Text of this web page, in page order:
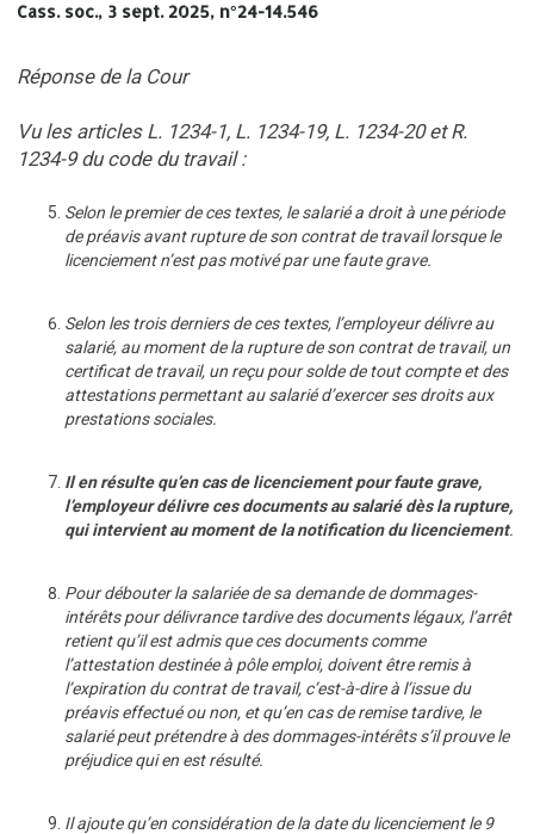
Cass. soc., 3 sept. 2025, n°24-14.546
Réponse de la Cour
Vu les articles L. 1234-1, L. 1234-19, L. 1234-20 et R.
1234-9 du code du travail :
Selon le premier de ces textes, le salarié a droit à une période
de préavis avant rupture de son contrat de travail lorsque le
licenciement n’est pas motivé par une faute grave.
Selon les trois derniers de ces textes, l’employeur délivre au
salarié, au moment de la rupture de son contrat de travail, un
certificat de travail, un reçu pour solde de tout compte et des
attestations permettant au salarié d’exercer ses droits aux
prestations sociales.
Il en résulte qu’en cas de licenciement pour faute grave,
l’employeur délivre ces documents au salarié dès la rupture,
qui intervient au moment de la notification du licenciement.
Pour débouter la salariée de sa demande de dommages-
intérêts pour délivrance tardive des documents légaux, l’arrêt
retient qu’il est admis que ces documents comme
l’attestation destinée à pôle emploi, doivent être remis à
l’expiration du contrat de travail, c’est-à-dire à l’issue du
préavis effectué ou non, et qu’en cas de remise tardive, le
salarié peut prétendre à des dommages-intérêts s’il prouve le
préjudice qui en est résulté.
Il ajoute qu’en considération de la date du licenciement le 9